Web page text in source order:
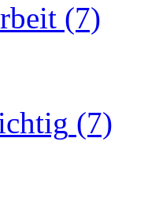
(7)
(7)